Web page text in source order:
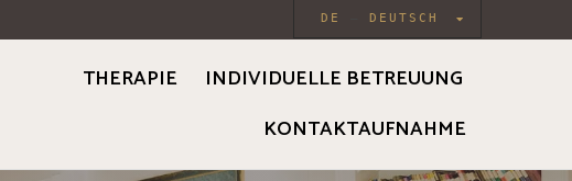
DEUTSCH
DE
THERAPIE
INDIVIDUELLE BETREUUNG
KONTAKTAUFNAHME